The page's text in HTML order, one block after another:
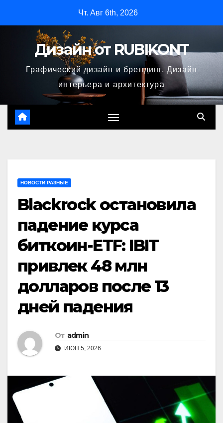
содержимому
Чт. Авг 6th, 2026
Дизайн от RUBIKONT
Графический дизайн и брендинг, Дизайн
интерьера и архитектура
НОВОСТИ РАЗНЫЕ
Blackrock остановила
падение курса
биткоин-ETF: IBIT
привлек 48 млн
долларов после 13
дней падения
От admin
ИЮН 5, 2026